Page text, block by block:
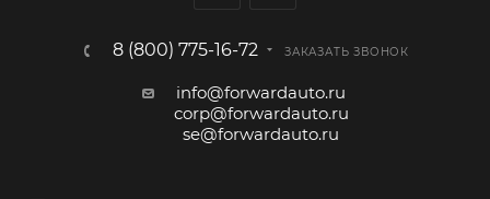
8 (800) 775-16-72 ЗАКАЗАТЬ ЗВОНОК
info@forwardauto.ru
corp@forwardauto.ru
se@forwardauto.ru